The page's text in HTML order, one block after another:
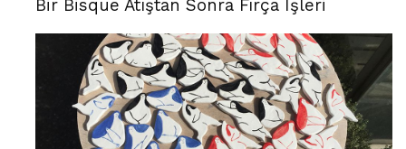
Bir Bisque Atıştan Sonra Fırça İşleri